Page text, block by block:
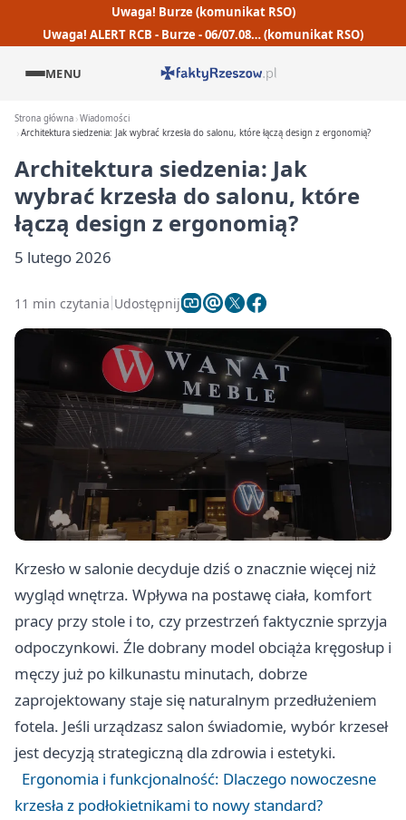
Uwaga! Burze (komunikat RSO)
Uwaga! ALERT RCB - Burze - 06/07.08… (komunikat RSO)
MENU
Strona główna Wiadomości
Architektura siedzenia: Jak wybrać krzesła do salonu, które łączą design z ergonomią?
Architektura siedzenia: Jak
wybrać krzesła do salonu, które
łączą design z ergonomią?
5 lutego 2026
11 min czytania Udostępnij
Krzesło w salonie decyduje dziś o znacznie więcej niż
wygląd wnętrza. Wpływa na postawę ciała, komfort
pracy przy stole i to, czy przestrzeń faktycznie sprzyja
odpoczynkowi. Źle dobrany model obciąża kręgosłup i
męczy już po kilkunastu minutach, dobrze
zaprojektowany staje się naturalnym przedłużeniem
fotela. Jeśli urządzasz salon świadomie, wybór krzeseł
jest decyzją strategiczną dla zdrowia i estetyki.
Ergonomia i funkcjonalność: Dlaczego nowoczesne
krzesła z podłokietnikami to nowy standard?